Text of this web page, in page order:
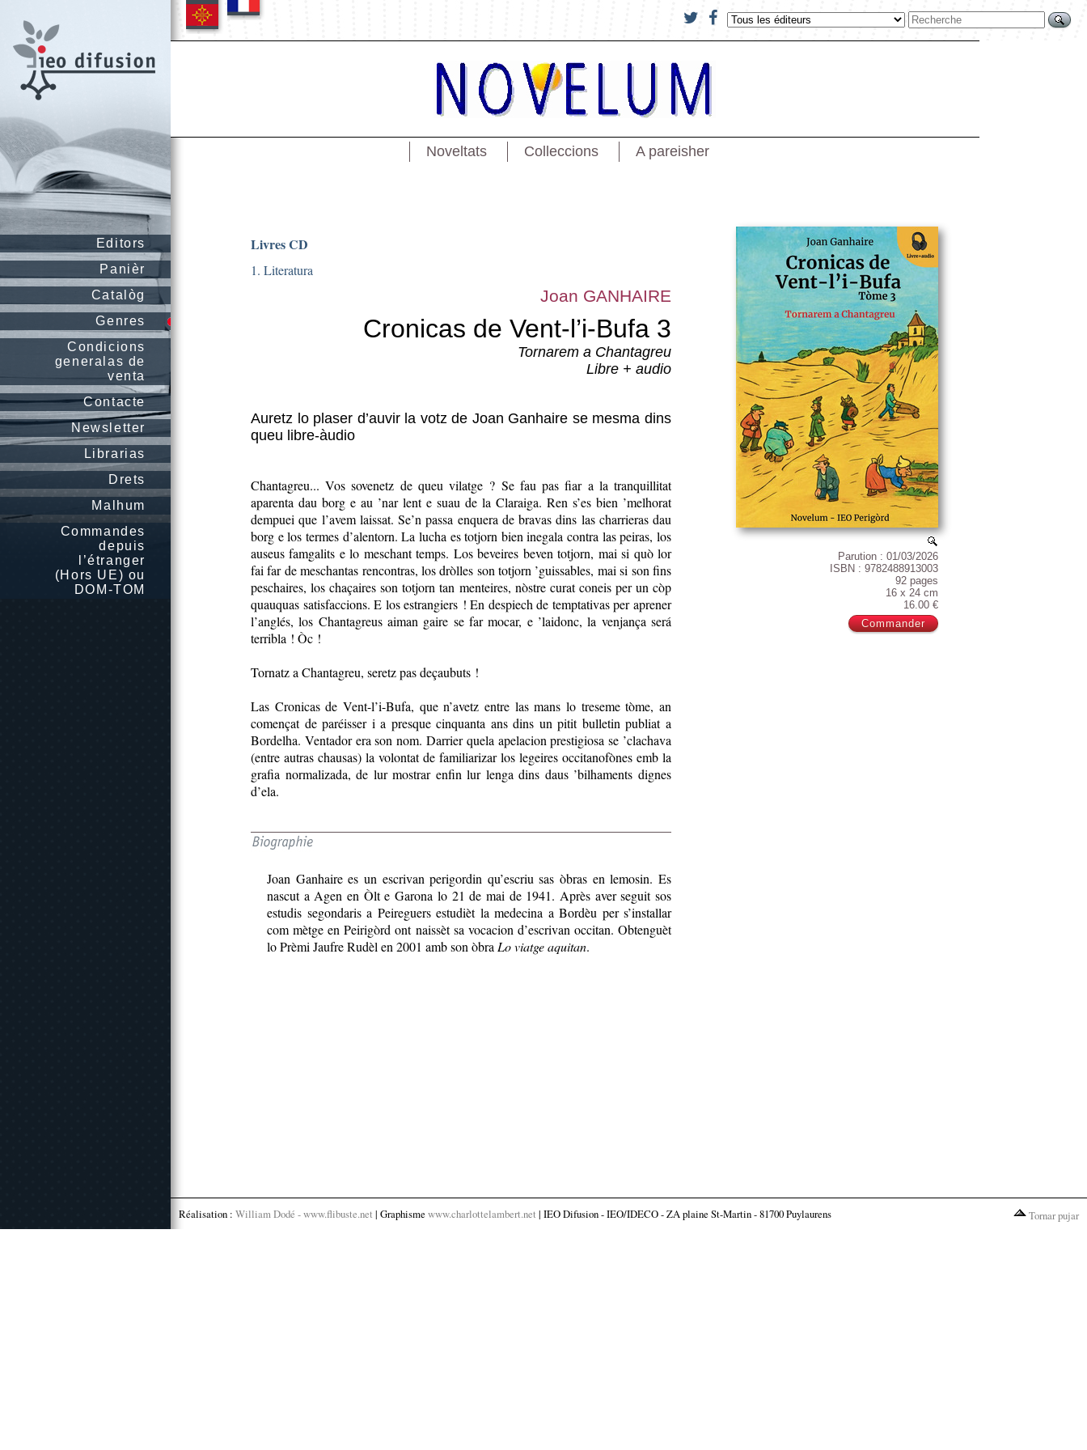
Editors
Panièr
Catalòg
Genres
Condicions
generalas de
venta
Contacte
Newsletter
Librarias
Drets
Malhum
Commandes
depuis
l’étranger
(Hors UE) ou
DOM-TOM
Noveltats Colleccions A pareisher
Parution : 01/03/2026
ISBN : 9782488913003
92 pages
16 x 24 cm
16.00 €
Livres CD
1. Literatura
Joan GANHAIRE
Cronicas de Vent-l’i-Bufa 3
Tornarem a Chantagreu
Libre + audio
Auretz lo plaser d’auvir la votz de Joan Ganhaire se mesma dins
queu libre-àudio
Chantagreu... Vos sovenetz de queu vilatge ? Se fau pas fiar a la tranquillitat
aparenta dau borg e au ’nar lent e suau de la Claraiga. Ren s’es bien ’melhorat
dempuei que l’avem laissat. Se’n passa enquera de bravas dins las charrieras dau
borg e los termes d’alentorn. La lucha es totjorn bien inegala contra las peiras, los
auseus famgalits e lo meschant temps. Los beveires beven totjorn, mai si quò lor
fai far de meschantas rencontras, los dròlles son totjorn ’guissables, mai si son fins
peschaires, los chaçaires son totjorn tan menteires, nòstre curat coneis per un còp
quauquas satisfaccions. E los estrangiers ! En despiech de temptativas per aprener
l’anglés, los Chantagreus aiman gaire se far mocar, e ’laidonc, la venjança será
terribla ! Òc !
Tornatz a Chantagreu, seretz pas deçaubuts !
Las Cronicas de Vent-l’i-Bufa, que n’avetz entre las mans lo treseme tòme, an
començat de paréisser i a presque cinquanta ans dins un pitit bulletin publiat a
Bordelha. Ventador era son nom. Darrier quela apelacion prestigiosa se ’clachava
(entre autras chausas) la volontat de familiarizar los legeires occitanofònes emb la
grafia normalizada, de lur mostrar enfin lur lenga dins daus ’bilhaments dignes
d’ela.
Joan Ganhaire es un escrivan perigordin qu’escriu sas òbras en lemosin. Es
nascut a Agen en Òlt e Garona lo 21 de mai de 1941. Après aver seguit sos
estudis segondaris a Peireguers estudièt la medecina a Bordèu per s’installar
com mètge en Peirigòrd ont naissèt sa vocacion d’escrivan occitan. Obtenguèt
lo Prèmi Jaufre Rudèl en 2001 amb son òbra Lo viatge aquitan.
Réalisation : William Dodé - www.flibuste.net | Graphisme www.charlottelambert.net | IEO Difusion - IEO/IDECO - ZA plaine St-Martin - 81700 Puylaurens Tornar pujar